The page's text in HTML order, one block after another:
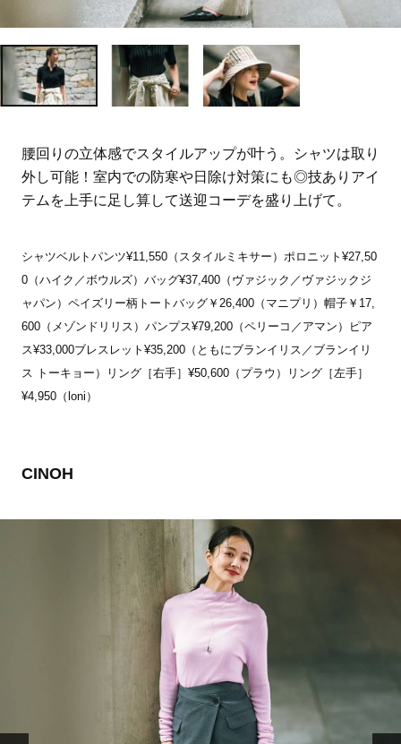
腰回りの立体感でスタイルアップが叶う。シャツは取り
外し可能！室内での防寒や日除け対策にも◎技ありアイ
テムを上手に足し算して送迎コーデを盛り上げて。
シャツベルトパンツ¥11,550（スタイルミキサー）ポロニット¥27,50
0（ハイク／ボウルズ）バッグ¥37,400（ヴァジック／ヴァジックジ
ャパン）ペイズリー柄トートバッグ￥26,400（マニプリ）帽子￥17,
600（メゾンドリリス）パンプス¥79,200（ペリーコ／アマン）ピア
ス¥33,000ブレスレット¥35,200（ともにブランイリス／ブランイリ
ス トーキョー）リング［右手］¥50,600（プラウ）リング［左手］
¥4,950（loni）
CINOH